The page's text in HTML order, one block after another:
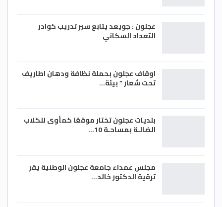
عجلون : جويعد يتابع سير تدريب كوادر
التعداد السكاني
اوقاف عجلون بحملة نظافة ودهان اطاريف
تحت شعار ” بيئة…
بلديات عجلون تختار موقعًا كمأوى للكلاب
الضالـة بمساحـة 10…
مجلس عمداء جامعة عجلون الوطنية يقر
ترقية الدكتور خالد…